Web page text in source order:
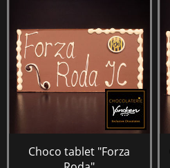
Choco tablet "Forza